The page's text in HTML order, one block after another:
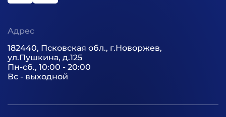
Адрес
182440, Псковская обл., г.Новоржев,
ул.Пушкина, д.125
Пн-сб., 10:00 - 20:00
Вс - выходной